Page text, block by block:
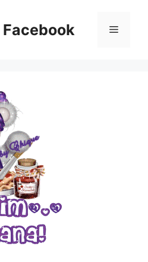
Menu